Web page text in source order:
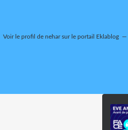
Voir le profil de neharsur le portail Eklablog